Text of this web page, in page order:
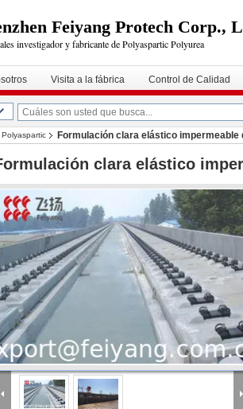
Feiyang Protech Corp.,
investigador y fabricante de Polyaspartic Polyurea
Visita a la fábrica Control de Calidad
Formulación clara elástico impermeable
clara elástico